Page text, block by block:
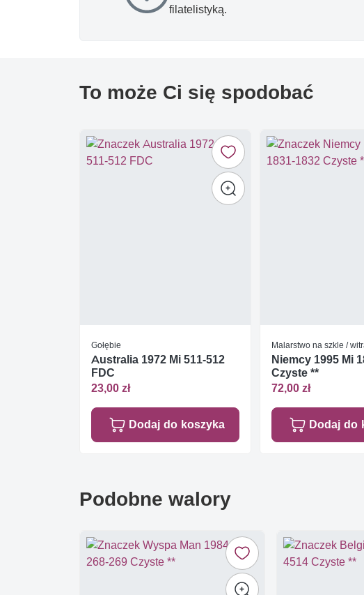
filatelistyką.
To może Ci się spodobać
Gołębie
Australia 1972 Mi 511-512
FDC
23,00 zł
Dodaj do koszyka
Malarstwo na szkle /
Niemcy 1995 Mi
Czyste **
72,00 zł
Dodaj do
Podobne walory